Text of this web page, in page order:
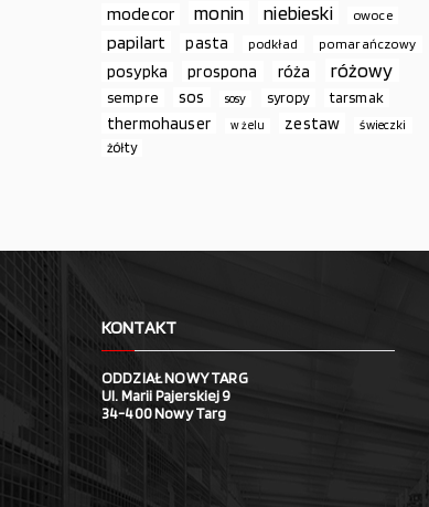
modecor monin niebieski owoce
papilart pasta podkład pomarańczowy
posypka prospona róża różowy
sempre sos sosy syropy tarsmak
thermohauser w żelu zestaw świeczki
żółty
KONTAKT
ODDZIAŁ NOWY TARG
Ul. Marii Pajerskiej 9
34-400 Nowy Targ